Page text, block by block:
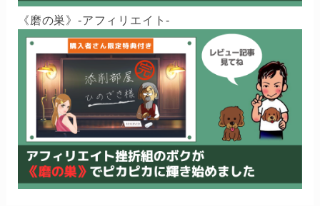
《磨の巣》-アフィリエイト-